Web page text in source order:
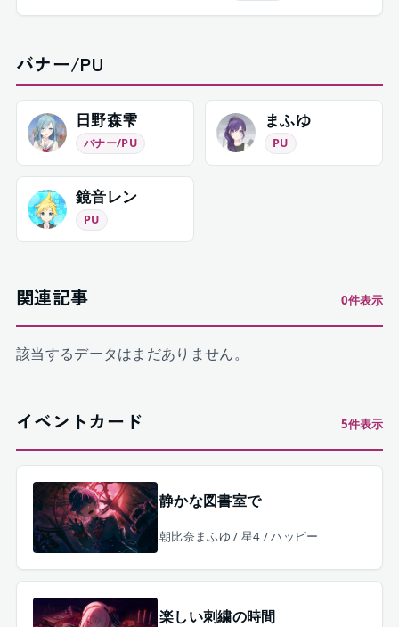
バナー/PU
日野森雫
バナー/PU
まふゆ
PU
鏡音レン
PU
関連記事 0件表示
該当するデータはまだありません。
イベントカード 5件表示
静かな図書室で
朝比奈まふゆ / 星4 / ハッピー
楽しい刺繍の時間